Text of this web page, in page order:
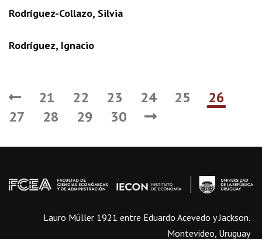
Rodríguez-Collazo, Silvia
Rodríguez, Ignacio
21 22 23 24 25
26
27
28 29 30
Lauro Müller 1921 entre Eduardo Acevedo y Jackson.
Montevideo, Uruguay